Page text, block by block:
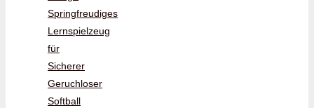
Springfreudiges
Lernspielzeug
für
Sicherer
Geruchloser
Softball